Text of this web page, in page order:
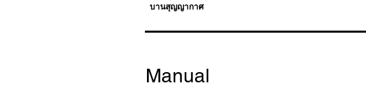
บานสุญญากาศ
Manual